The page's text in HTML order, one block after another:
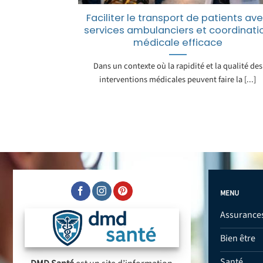
Faciliter le transport de patients
services ambulanciers et
médicale efficace
Dans un contexte où la rapidité et la qualité des
interventions médicales peuvent faire la [...]
MENU
Bien être